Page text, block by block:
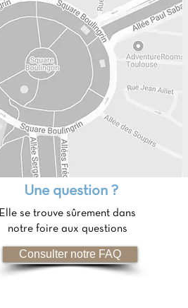
Une question ?
Elle se trouve sûrement dans
notre foire aux questions
Consulter notre FAQ